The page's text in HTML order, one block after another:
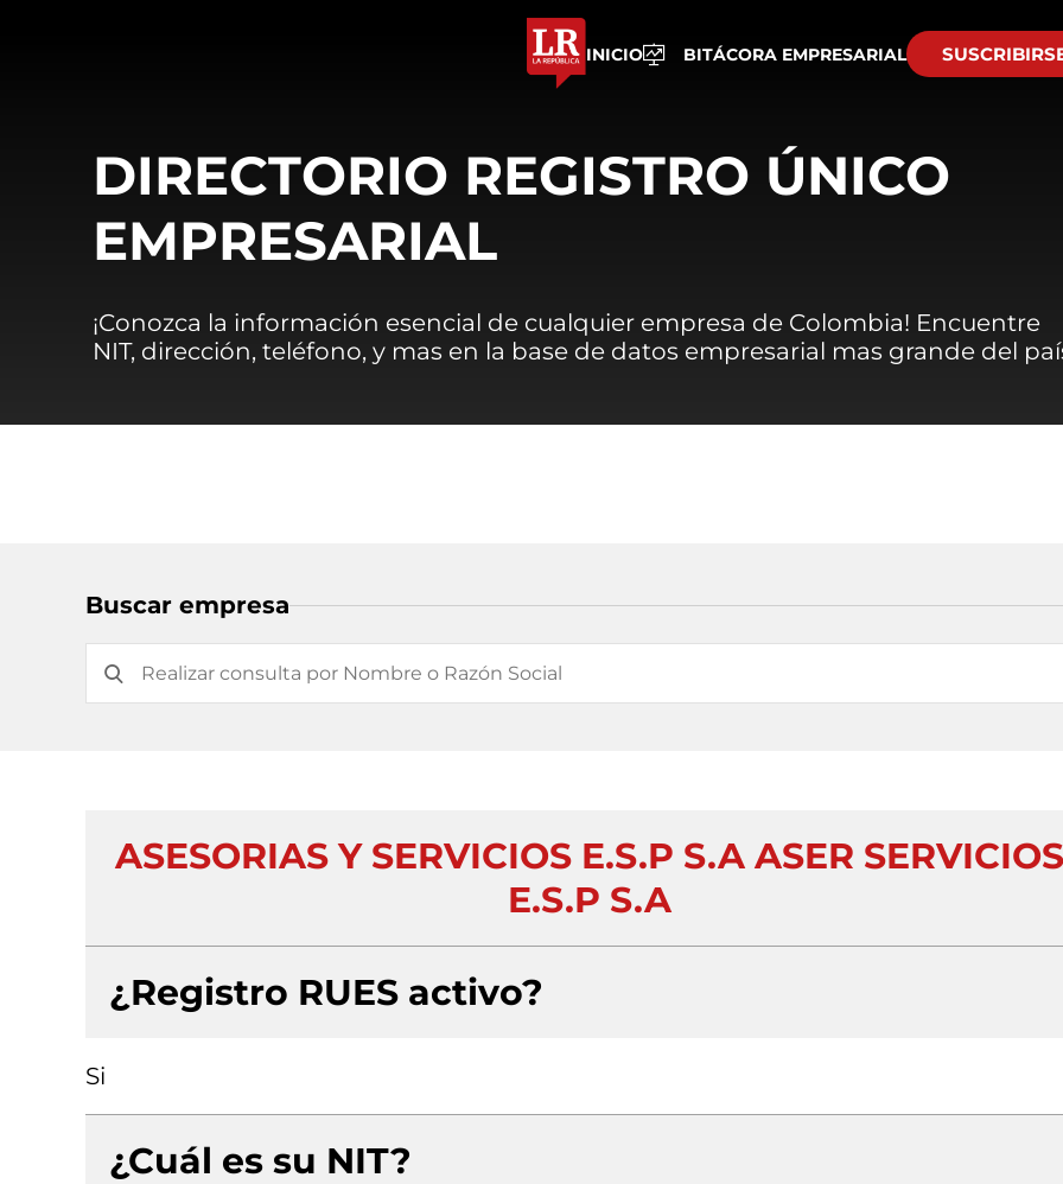
INICIO BITÁCORA EMPRESARIAL
DIRECTORIO REGISTRO ÚNICO
EMPRESARIAL
¡Conozca la información esencial de cualquier empresa de Colombia! Encuentre
NIT, dirección, teléfono, y mas en la base de datos empresarial mas grande del
Buscar empresa
ASESORIAS Y SERVICIOS E.S.P S.A ASER SERVICIOS
E.S.P S.A
¿Registro RUES activo?
Si
¿Cuál es su NIT?